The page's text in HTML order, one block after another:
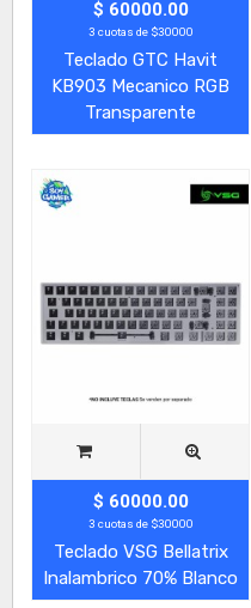
$ 60000.00
3 cuotas de $30000
Teclado GTC Havit
KB903 Mecanico RGB
Transparente
$ 60000.00
3 cuotas de $30000
Teclado VSG Bellatrix
Inalambrico 70% Blanco